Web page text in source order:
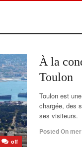
off
À la
Toulon
Toulon est
chargée, des
ses visiteurs.
Posted On